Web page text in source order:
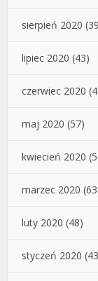
sierpień 2020
lipiec 2020 (43)
czerwiec 2020
maj 2020 (57)
kwiecień 2020
marzec 2020
luty 2020 (48)
styczeń 2020